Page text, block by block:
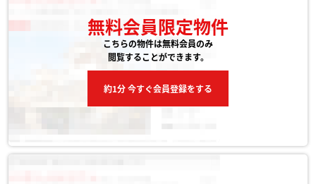
無料会員限定物件
こちらの物件は無料会員のみ
閲覧することができます。
約1分 今すぐ会員登録をする